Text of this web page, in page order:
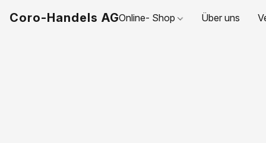
Coro-Handels AGOnline- Shop Über uns